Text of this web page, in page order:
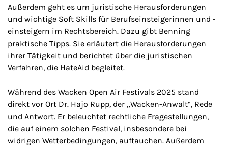
Außerdem geht es um juristische Herausforderungen
und wichtige Soft Skills für Berufseinsteigerinnen und -
einsteigern im Rechtsbereich. Dazu gibt Benning
praktische Tipps. Sie erläutert die Herausforderungen
ihrer Tätigkeit und berichtet über die juristischen
Verfahren, die HateAid begleitet.
Während des Wacken Open Air Festivals 2025 stand
direkt vor Ort Dr. Hajo Rupp, der „Wacken-Anwalt“, Rede
und Antwort. Er beleuchtet rechtliche Fragestellungen,
die auf einem solchen Festival, insbesondere bei
widrigen Wetterbedingungen, auftauchen. Außerdem